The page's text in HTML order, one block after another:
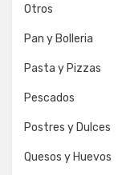
Otros
Pan y Bolleria
Pasta y Pizzas
Pescados
Postres y Dulces
Quesos y Huevos